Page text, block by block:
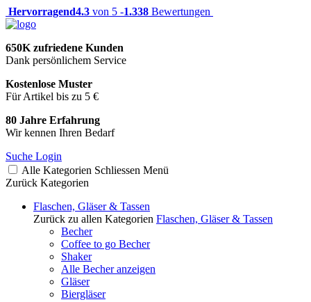
Hervorragend4.3 von 5 -1.338 Bewertungen
650K zufriedene Kunden
Dank persönlichem Service
Kostenlose Muster
Für Artikel bis zu 5 €
80 Jahre Erfahrung
Wir kennen Ihren Bedarf
Suche Login
Alle Kategorien Schliessen Menü
Zurück Kategorien
Flaschen, Gläser & Tassen
Zurück zu allen Kategorien Flaschen, Gläser & Tassen
Becher
Coffee to go Becher
Shaker
Alle Becher anzeigen
Gläser
Biergläser